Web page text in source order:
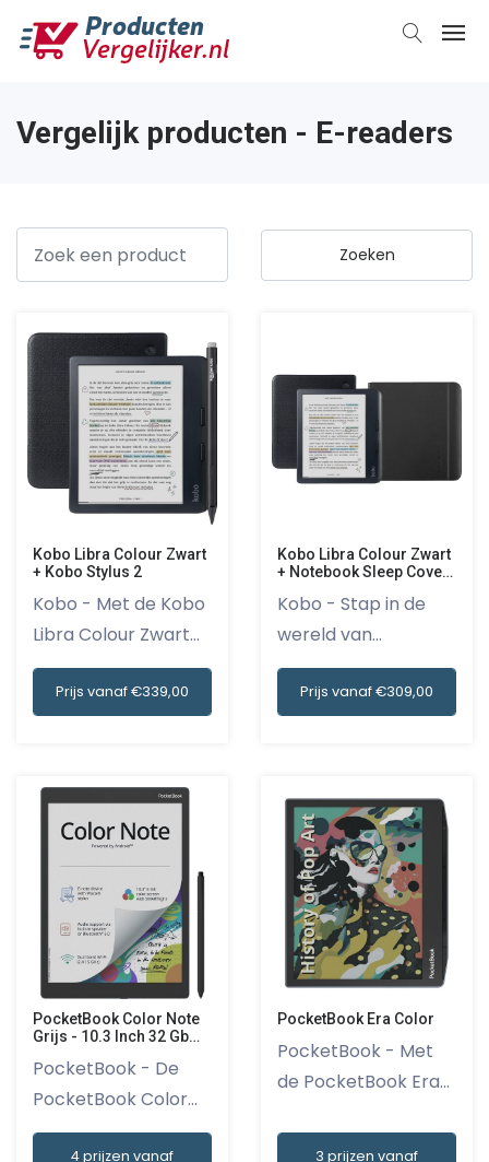
Vergelijk producten - E-readers
Kobo Libra Colour Zwart
+ Kobo Stylus 2
Kobo - Met de Kobo
Libra Colour Zwart
en de...
Prijs vanaf €339,00
Kobo Libra Colour Zwart
+ Notebook Sleep Cover
Kobo - Stap in de
wereld van
grenzeloze ver...
Prijs vanaf €309,00
PocketBook Color Note
Grijs - 10.3 Inch 32 Gb
books)
PocketBook - De
PocketBook Color
Note Grijs...
4 prijzen vanaf
PocketBook Era Color
PocketBook - Met
de PocketBook Era
3 prijzen vanaf